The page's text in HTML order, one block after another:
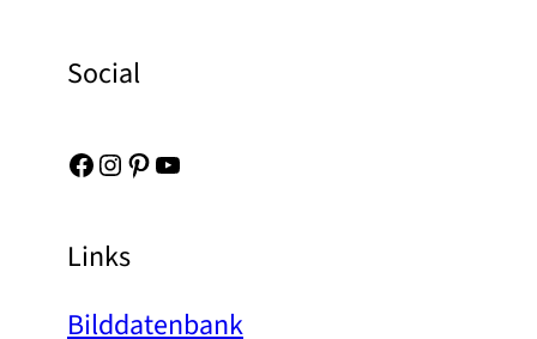
Social
Facebook Instagram Pinterest YouTube
Links
Bilddatenbank